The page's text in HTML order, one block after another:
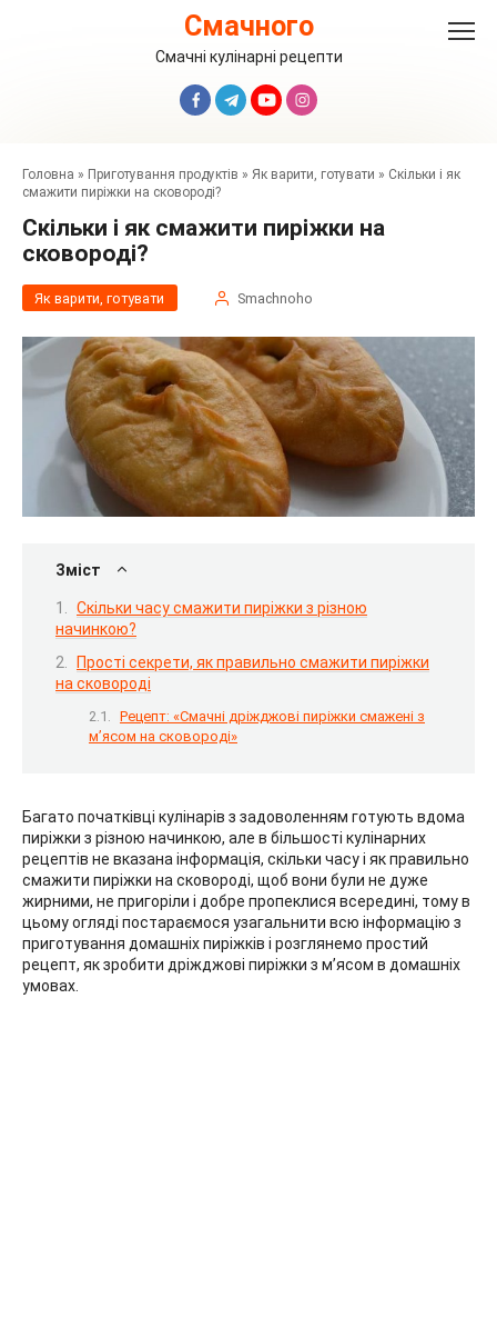
Смачного
Смачні кулінарні рецепти
Головна » Приготування продуктів » Як варити, готувати » Скільки і як
смажити пиріжки на сковороді?
Скільки і як смажити пиріжки на
сковороді?
Як варити, готувати Smachnoho
Зміст
Скільки часу смажити пиріжки з різною
начинкою?
Прості секрети, як правильно смажити пиріжки
на сковороді
Рецепт: «Смачні дріжджові пиріжки смажені з
м’ясом на сковороді»
Багато початківці кулінарів з задоволенням готують вдома
пиріжки з різною начинкою, але в більшості кулінарних
рецептів не вказана інформація, скільки часу і як правильно
смажити пиріжки на сковороді, щоб вони були не дуже
жирними, не пригоріли і добре пропеклися всередині, тому в
цьому огляді постараємося узагальнити всю інформацію з
приготування домашніх пиріжків і розглянемо простий
рецепт, як зробити дріжджові пиріжки з м’ясом в домашніх
умовах.